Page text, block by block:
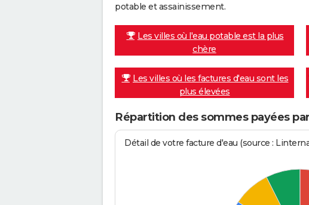
potable et assainissement.
Les villes où l'eau potable est la plus
chère
Les villes où les factures d'eau sont les
plus élevées
Répartition des sommes payées
Détail de votre facture d'eau (source :